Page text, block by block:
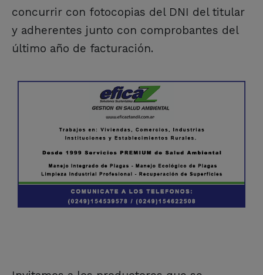
concurrir con fotocopias del DNI del titular
y adherentes junto con comprobantes del
último año de facturación.